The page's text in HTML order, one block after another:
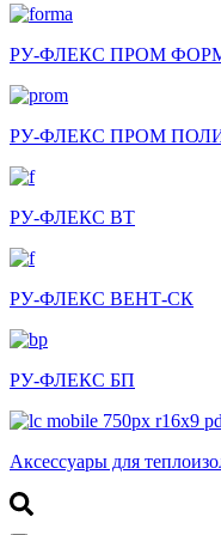
РУ-ФЛЕКС ПРОМ
РУ-ФЛЕКС ПРОМ
РУ-ФЛЕКС ВТ
РУ-ФЛЕКС ВЕНТ-СК
РУ-ФЛЕКС БП
Аксессуары для